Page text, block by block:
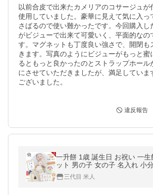
以前合皮で出来たカメリアのコサージュが
使用していました。豪華に見えて気に入っ
さばるので使い難かったです。今回購入し
がビジューで出来て可愛いく、平面的なの
す。マグネットも丁度良い強さで、開閉も
きます。写真のようにビジューがもっと蜜
るともっと良かったのとストラップホール
にさせていただきましたが、満足していま
ございました。
違反報告
一升餅 1歳 誕生日 お祝い 一生
ット 男の子 女の子 名入れ 小分け リュック
風呂敷 選びとりカード 地域限
[４ four]
三代目 米人